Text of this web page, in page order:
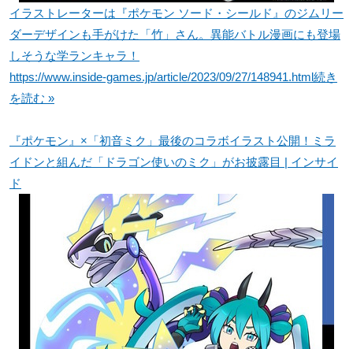
イラストレーターは『ポケモン ソード・シールド』のジムリー
ダーデザインも手がけた「竹」さん。異能バトル漫画にも登場
しそうな学ランキャラ！
https://www.inside-games.jp/article/2023/09/27/148941.html続き
を読む »
『ポケモン』×「初音ミク」最後のコラボイラスト公開！ミラ
イドンと組んだ「ドラゴン使いのミク」がお披露目 | インサイ
ド